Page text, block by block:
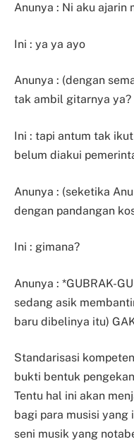
Anunya : Ni aku ajarin
Ini : ya ya ayo
Anunya : (dengan
tak ambil gitarnya ya?
Ini : tapi antum tak
belum diakui
Anunya : (seketika
dengan pandangan
Ini : gimana?
Anunya : *GUBRAK-
sedang asik
baru dibelinya itu)
Standarisasi
bukti bentuk
Tentu hal ini akan
bagi para musisi yang
seni musik yang